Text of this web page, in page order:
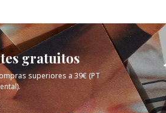
gratuitos
superiores a 39€ (PT